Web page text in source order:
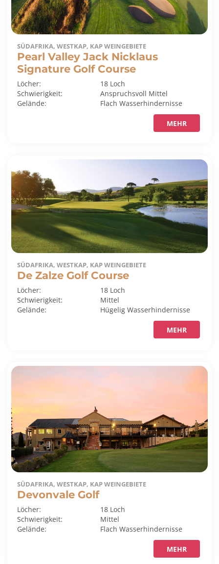
SÜDAFRIKA, WESTKAP, KAP WEINGEBIETE
Pearl Valley Jack Nicklaus
Signature Golf Course
Löcher:
18 Loch
Schwierigkeit:
Anspruchsvoll Mittel
Gelände:
FlachWasserhindernisse
MEHR
SÜDAFRIKA, WESTKAP, KAP WEINGEBIETE
De Zalze Golf Course
Löcher:
18 Loch
Schwierigkeit:
Mittel
Gelände:
HügeligWasserhindernisse
MEHR
SÜDAFRIKA, WESTKAP, KAP WEINGEBIETE
Devonvale Golf
Löcher:
18 Loch
Schwierigkeit:
Mittel
Gelände:
FlachWasserhindernisse
MEHR